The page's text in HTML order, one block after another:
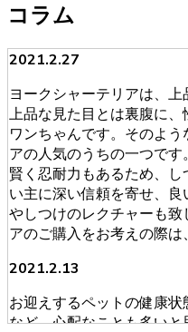
コラム
2021.2.27
ヨークシャーテリアは、上
上品な見た目とは裏腹に
ワンちゃんです。そのよ
アの人気のうちの一つで
賢く忍耐力もあるため、
い主に深い信頼を寄せ、
やしつけのレクチャーも
アのご購入をお考えの際は
2021.2.13
お迎えするペットの健康
など、心配なことも多い